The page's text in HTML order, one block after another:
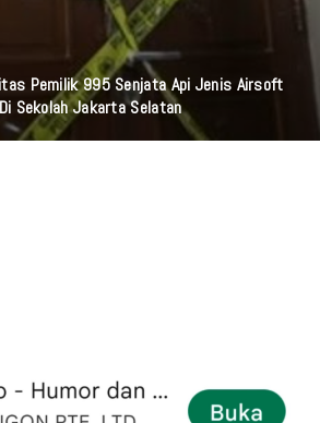
Pemilik 995 Senjata Api Jenis Airsoft
Sekolah Jakarta Selatan